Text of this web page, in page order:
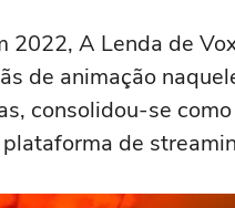
2022, A Lenda de
de animação
consolidou-se
de